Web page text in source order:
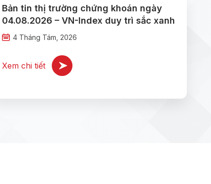
Bản tin thị trường chứng khoán ngày
04.08.2026 – VN-Index duy trì sắc xanh
4 Tháng Tám, 2026
Xem chi tiết